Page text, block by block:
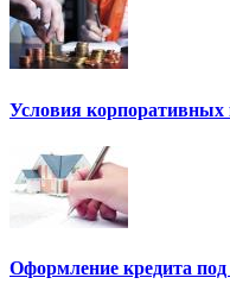
Условия корпоративных
Оформление кредита